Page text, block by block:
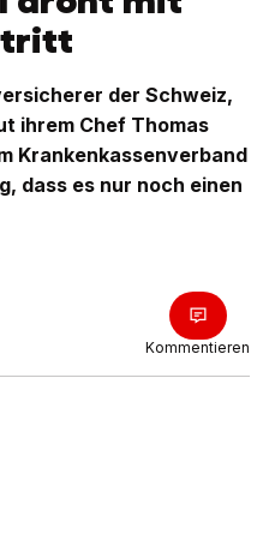
der Schweiz,
ihrem Chef Thomas
Krankenkassenverband
dass es nur noch einen
Kommentieren